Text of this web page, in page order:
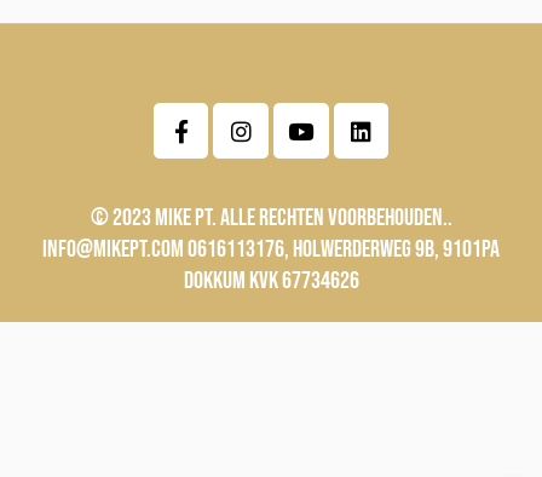
c
e
b
o
k
-
f
s
t
a
r
a
m
u
t
u
e
n
k
e
i
n
© 2023 MIKE PT. ALLE RECHTEN VOORBEHOUDEN..
INFO@MIKEPT.COM 0616113176, HOLWERDERWEG 9B, 9101PA
DOKKUM KVK 67734626